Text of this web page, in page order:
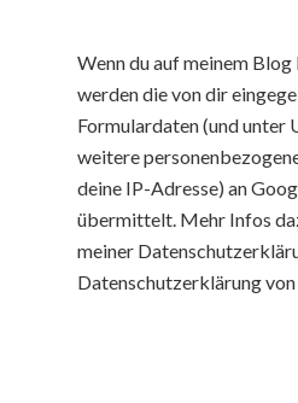
Wenn du auf meinem
werden die von dir
Formulardaten (und unter
weitere
deine IP-Adresse) an
übermittelt. Mehr Infos
meiner
Datenschutzerklärung